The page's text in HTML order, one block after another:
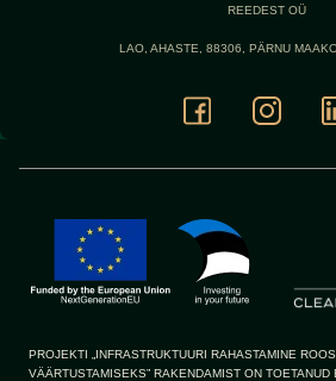
REEDEST OÜ
LAO, AHASTE, 88306, PÄRNU
PROJEKTI „INFRASTRUKTUURI RAHASTAMINE
VÄÄRTUSTAMISEKS” RAKENDAMIST ON